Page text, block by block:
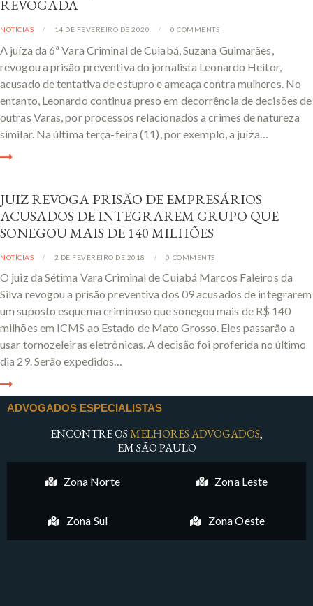
REVOGADA
NOTÍCIAS 14 DE FEVEREIRO DE 2020 0 COMMENTS
A juíza da 6ª Vara Criminal de Cuiabá, Suzana Guimarães,
revogou a prisão preventiva do jornalista Leonardo Heitor,
acusado de tentativa de estupro e ameaça contra mulheres. No
entanto, Leonardo continua preso em decorrência de decisões de
outras Varas, por processos relacionados a crimes de natureza
similar. Na última terça-feira (11), por exemplo, a juíza…
JUIZ REVOGA PRISÃO DE EMPRESÁRIOS
ACUSADOS DE INTEGRAREM GRUPO QUE
SONEGOU MAIS DE 140 MILHÕES
NOTÍCIAS 2 DE FEVEREIRO DE 2018 0 COMMENTS
O juiz da Sétima Vara Criminal de Cuiabá Marcos Faleiros da
Silva revogou a prisão preventiva dos 09 acusados de integrarem
um suposto esquema criminoso que sonegou mais de R$ 140
milhões em ICMS ao Estado de Mato Grosso. Eles passarão a
usar tornozeleiras eletrônicas. A decisão foi proferida no último
dia 29. Serão expedidos…
ADVOGADOS ESPECIALISTAS
ENCONTRE OSMELHORES ADVOGADOS,
EM SÃO PAULO
Zona Norte Zona Leste
Zona Sul Zona Oeste